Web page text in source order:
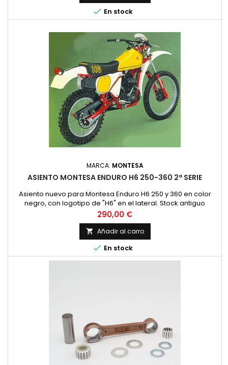
 En stock
MARCA: MONTESA
ASIENTO MONTESA ENDURO H6 250-360 2ª SERIE
Asiento nuevo para Montesa Enduro H6 250 y 360 en color
negro, con logotipo de "H6" en el lateral. Stock antiguo
recuperado.
Precio
290,00 €
 Añadir al carro
 En stock